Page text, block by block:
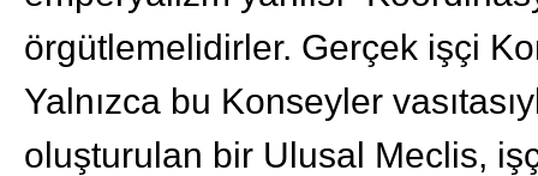
örgütlemelidirler. Gerçek işçi
Yalnızca bu Konseyler
oluşturulan bir Ulusal Meclis,